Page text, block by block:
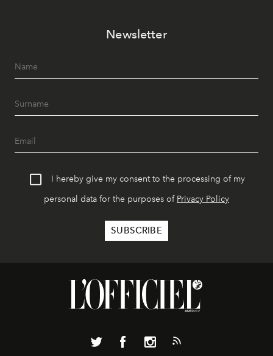
Newsletter
I hereby give my consent to the processing of my
personal data for the purposes of Privacy Policy